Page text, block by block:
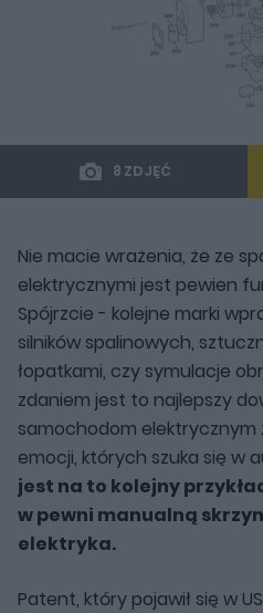
8 ZDJĘĆ
Nie macie wrażenia, że ze
elektrycznymi jest pewien
Spójrzcie - kolejne marki
silników spalinowych,
łopatkami, czy symulacje
zdaniem jest to najlepszy
samochodom
emocji, których szuka się w
jest na to kolejny
w pewni manualną
elektryka.
Patent, który pojawił się w